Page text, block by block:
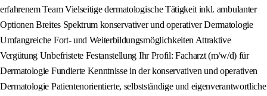
erfahrenem Team Vielseitige dermatologische Tätigkeit inkl. ambulanter
Optionen Breites Spektrum konservativer und operativer Dermatologie
Umfangreiche Fort- und Weiterbildungsmöglichkeiten Attraktive
Vergütung Unbefristete Festanstellung Ihr Profil: Facharzt (m/w/d) für
Dermatologie Fundierte Kenntnisse in der konservativen und operativen
Dermatologie Patientenorientierte, selbstständige und eigenverantwortliche